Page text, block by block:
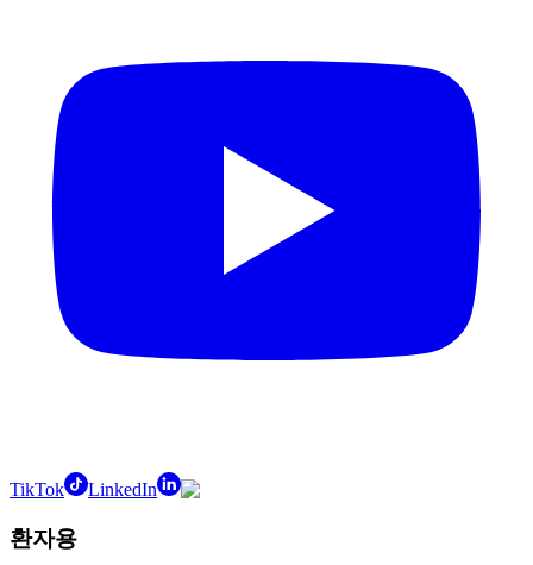
TikTok LinkedIn
환자용